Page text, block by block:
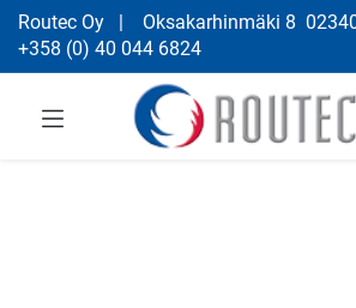
Routec Oy | Oksakarhinmäki 8 02340
+358 (0) 40 044 6824